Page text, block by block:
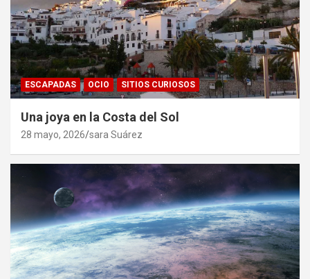
ESCAPADAS OCIO SITIOS CURIOSOS
Una joya en la Costa del Sol
28 mayo, 2026 sara Suárez